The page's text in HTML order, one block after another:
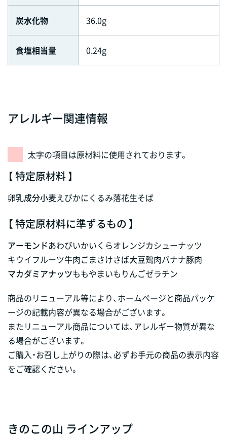
炭水化物 36.0g
食塩相当量 0.24g
アレルギー関連情報
太字の項目は原材料に使用されております。
【 特定原材料 】
卵乳成分小麦えびかにくるみ落花生そば
【 特定原材料に準ずるもの 】
アーモンドあわびいかいくらオレンジカシューナッツ
キウイフルーツ牛肉ごまさけさば大豆鶏肉バナナ豚肉
マカダミアナッツももやまいも りんごゼラチン
商品のリニューアル等により、ホームページと商品パッケ
ージの記載内容が異なる場合がございます。
またリニューアル商品については、アレルギー物質が異な
る場合がございます。
ご購入・お召し上がりの際は、必ずお手元の商品の表示内容
をご確認ください。
きのこの山 ラインアップ